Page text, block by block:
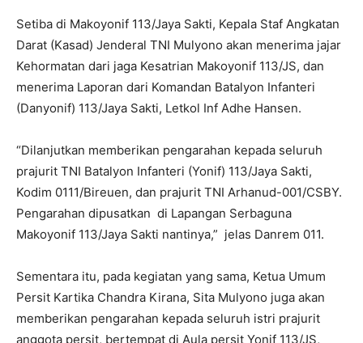
Setiba di Makoyonif 113/Jaya Sakti, Kepala Staf Angkatan
Darat (Kasad) Jenderal TNI Mulyono akan menerima jajar
Kehormatan dari jaga Kesatrian Makoyonif 113/JS, dan
menerima Laporan dari Komandan Batalyon Infanteri
(Danyonif) 113/Jaya Sakti, Letkol Inf Adhe Hansen.
“Dilanjutkan memberikan pengarahan kepada seluruh
prajurit TNI Batalyon Infanteri (Yonif) 113/Jaya Sakti,
Kodim 0111/Bireuen, dan prajurit TNI Arhanud-001/CSBY.
Pengarahan dipusatkan di Lapangan Serbaguna
Makoyonif 113/Jaya Sakti nantinya,” jelas Danrem 011.
Sementara itu, pada kegiatan yang sama, Ketua Umum
Persit Kartika Chandra Kirana, Sita Mulyono juga akan
memberikan pengarahan kepada seluruh istri prajurit
anggota persit, bertempat di Aula persit Yonif 113/JS,